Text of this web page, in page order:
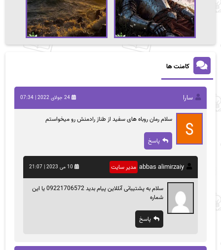
کامنت ها
سارا 24 جولای 2022 | 07:34
سلام رمان روباه های سفید از طناز رادمنش رو میخواستم
پاسخ
abbas alimirzaiy مدیر سایت 10 می 2023 | 21:07
سلام به پشتیبانی آنللاین پیام بدید 09221706572 یا این
شماره
پاسخ